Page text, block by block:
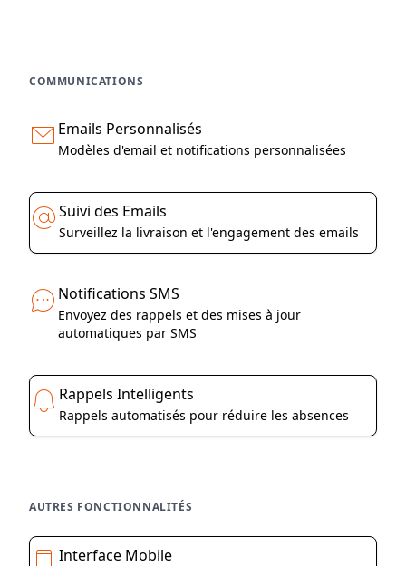
COMMUNICATIONS
Emails Personnalisés
Modèles d'email et notifications personnalisées
Suivi des Emails
Surveillez la livraison et l'engagement des emails
Notifications SMS
Envoyez des rappels et des mises à jour
automatiques par SMS
Rappels Intelligents
Rappels automatisés pour réduire les absences
AUTRES FONCTIONNALITÉS
Interface Mobile